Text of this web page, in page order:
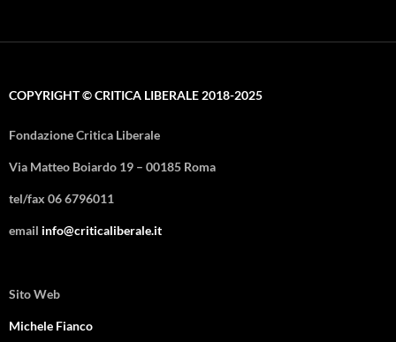
COPYRIGHT © CRITICA LIBERALE 2018-2025
Fondazione Critica Liberale
Via Matteo Boiardo 19 – 00185 Roma
tel/fax 06 6796011
email info@criticaliberale.it
Sito Web
Michele Fianco